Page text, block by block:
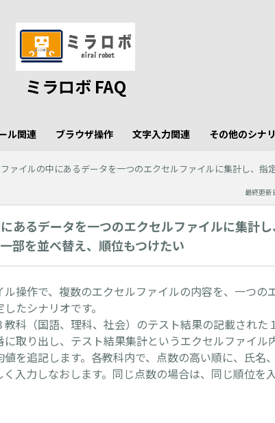
ミラロボ FAQ
ル関連 ブラウザ操作 文字入力関連 その他のシナ
ァイルの中にあるデータを一つのエクセルファイルに集計し、指
最終更
あるデータを一つのエクセルファイルに集計
部を並べ替え、順位もつけたい
操作で、複数のエクセルファイルの内容を、一つの
たシナリオです。
科（国語、理科、社会）のテスト結果の記載された
取り出し、テスト結果集計というエクセルファイル
を追記します。各教科内で、点数の高い順に、氏名
入力しなおします。同じ点数の場合は、同じ順位を